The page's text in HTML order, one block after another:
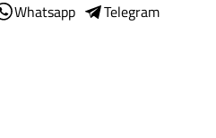
Whatsapp
Telegram